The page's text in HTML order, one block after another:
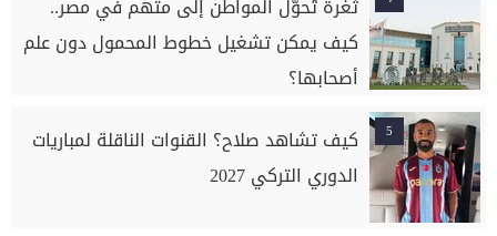
ثغرة تُحوّل المواطن إلى متهم في مصر..
كيف يمكن تشغيل خطوط المحمول دون علم
أصحابها؟
5
كيف تشاهد صلاح؟ القنوات الناقلة لمباريات
الدوري التركي 2027